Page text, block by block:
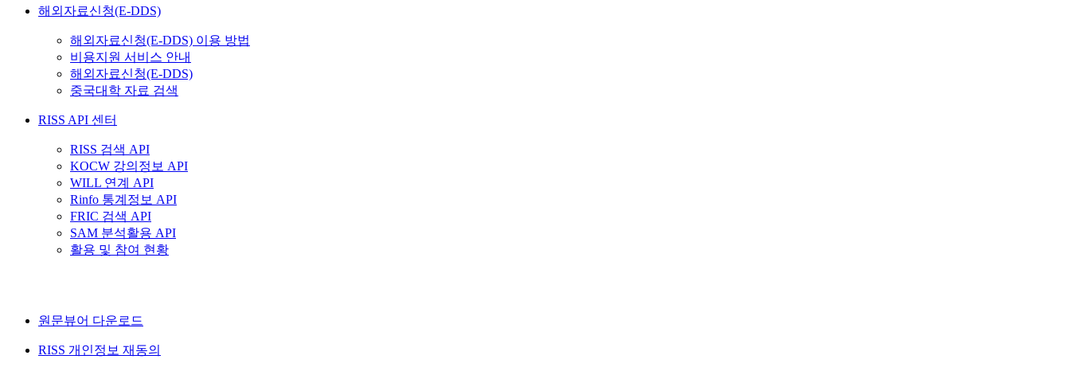
해외자료신청(E-DDS)
해외자료신청(E-DDS) 이용 방법
비용지원 서비스 안내
해외자료신청(E-DDS)
중국대학 자료 검색
RISS API 센터
RISS 검색 API
KOCW 강의정보 API
WILL 연계 API
Rinfo 통계정보 API
FRIC 검색 API
SAM 분석활용 API
활용 및 참여 현황
원문뷰어 다운로드
RISS 개인정보 재동의